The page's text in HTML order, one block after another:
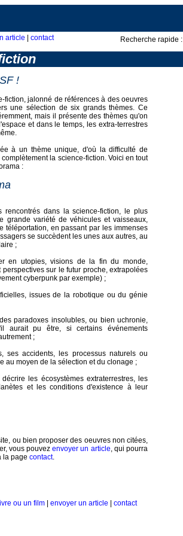
article contact Recherche rapide :
!
fiction, jalonné de références à des oeuvres
une sélection de six grands thèmes. Ce
mais il présente des thèmes qu'on
et dans le temps, les extra-terrestres
à un thème unique, d'où la difficulté de
la science-fiction. Voici en tout
:
dans la science-fiction, le plus
grande variété de véhicules et vaisseaux,
en passant par les immenses
se succèdent les unes aux autres, au
;
en utopies, visions de la fin du monde,
sur le futur proche, extrapolées
cyberpunk par exemple) ;
issues de la robotique ou du génie
paradoxes insolubles, ou bien uchronie,
aurait pu être, si certains événements
;
ses accidents, les processus naturels ou
au moyen de la sélection et du clonage ;
les écosystèmes extraterrestres, les
et les conditions d'existence à leur
ou bien proposer des oeuvres non citées,
vous pouvezenvoyer un article, qui pourra
la page contact.
ou un film envoyer un article contact